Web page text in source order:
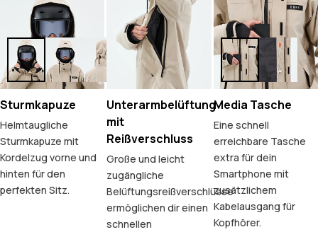
Sturmkapuze
Helmtaugliche
Sturmkapuze mit
Kordelzug vorne und
hinten für den
perfekten Sitz.
Unterarmbelüftung
mit
Reißverschluss
Große und leicht
zugängliche
Belüftungsreißverschlüsse
ermöglichen dir einen
schnellen
Media Tasche
Eine schnell
erreichbare Tasche
extra für dein
Smartphone mit
zusätzlichem
Kabelausgang für
Kopfhörer.